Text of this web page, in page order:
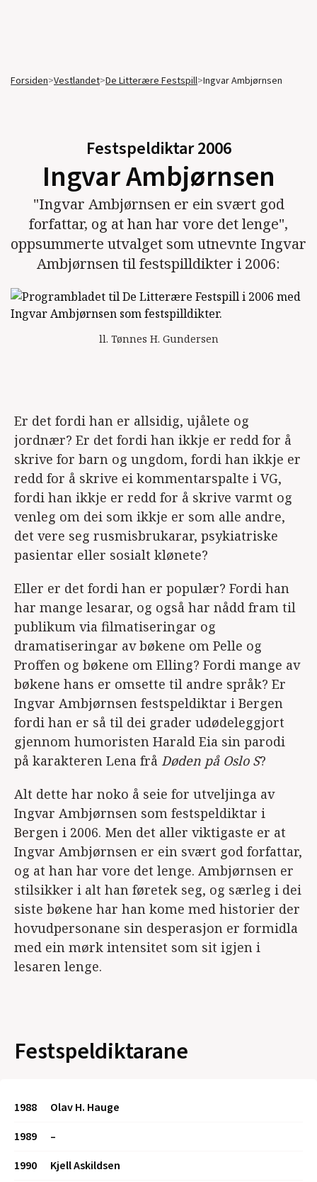
Forsiden>Vestlandet>De Litterære Festspill>Ingvar Ambjørnsen
Festspeldiktar2006
Ingvar Ambjørnsen
"Ingvar Ambjørnsen er ein svært god
forfattar, og at han har vore det lenge",
oppsummerte utvalget som utnevnte Ingvar
Ambjørnsen til festspilldikter i 2006:
ll. Tønnes H. Gundersen
Er det fordi han er allsidig, ujålete og
jordnær? Er det fordi han ikkje er redd for å
skrive for barn og ungdom, fordi han ikkje er
redd for å skrive ei kommentarspalte i VG,
fordi han ikkje er redd for å skrive varmt og
venleg om dei som ikkje er som alle andre,
det vere seg rusmisbrukarar, psykiatriske
pasientar eller sosialt klønete?
Eller er det fordi han er populær? Fordi han
har mange lesarar, og også har nådd fram til
publikum via filmatiseringar og
dramatiseringar av bøkene om Pelle og
Proffen og bøkene om Elling? Fordi mange av
bøkene hans er omsette til andre språk? Er
Ingvar Ambjørnsen festspeldiktar i Bergen
fordi han er så til dei grader udødeleggjort
gjennom humoristen Harald Eia sin parodi
på karakteren Lena frå Døden på Oslo S?
Alt dette har noko å seie for utveljinga av
Ingvar Ambjørnsen som festspeldiktar i
Bergen i 2006. Men det aller viktigaste er at
Ingvar Ambjørnsen er ein svært god forfattar,
og at han har vore det lenge. Ambjørnsen er
stilsikker i alt han føretek seg, og særleg i dei
siste bøkene har han kome med historier der
hovudpersonane sin desperasjon er formidla
med ein mørk intensitet som sit igjen i
lesaren lenge.
Festspeldiktarane
1988
Olav H. Hauge
1989
–
1990
Kjell Askildsen